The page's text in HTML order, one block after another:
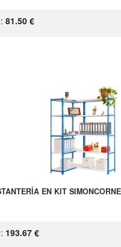
81.50 €
EN KIT
193.67 €